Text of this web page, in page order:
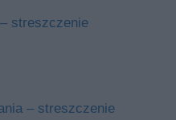
streszczenie
– streszczenie